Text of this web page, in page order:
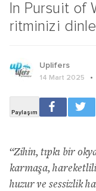
In Pursuit of
ritminizi
Uplifers
14 Mart 2025
“Zihin, tıpkı bir
karmaşa,
huzur ve sessizlik